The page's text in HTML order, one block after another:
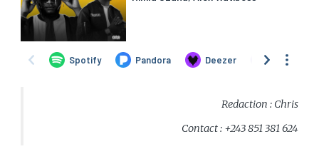
Redaction : Chris
Contact : +243 851 381 624